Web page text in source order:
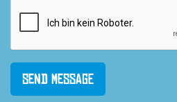
Send Message